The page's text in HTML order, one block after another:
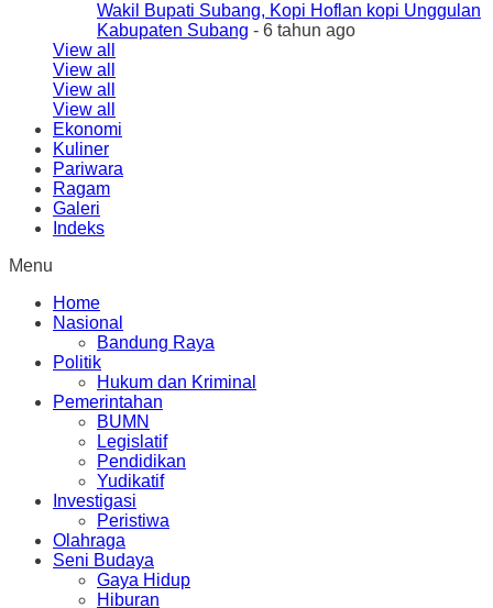
Wakil Bupati Subang, Kopi Hoflan kopi Unggulan
Kabupaten Subang - 6 tahun ago
View all
View all
View all
View all
Ekonomi
Kuliner
Pariwara
Ragam
Galeri
Indeks
Menu
Home
Nasional
Bandung Raya
Politik
Hukum dan Kriminal
Pemerintahan
BUMN
Legislatif
Pendidikan
Yudikatif
Investigasi
Peristiwa
Olahraga
Seni Budaya
Gaya Hidup
Hiburan